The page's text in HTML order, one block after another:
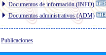
Documentos de información (INFO)
Documentos administrativos (ADM)
Publicaciones